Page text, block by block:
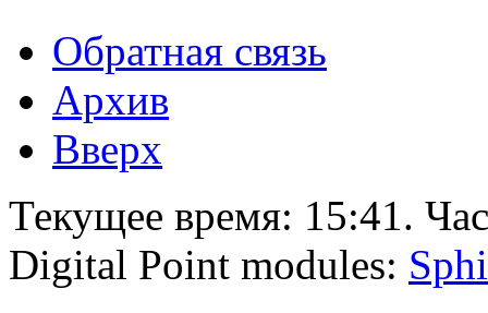
Обратная связь
Архив
Вверх
Текущее время: 15:41.
Digital Point modules: